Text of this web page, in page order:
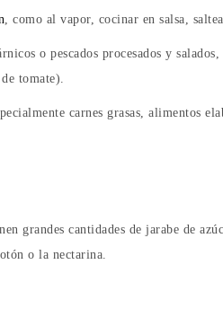
, como al vapor, cocinar en salsa,
o pescados procesados ​​y
tomate).
carnes grasas, alimentos
grandes cantidades de jarabe de
o la nectarina.